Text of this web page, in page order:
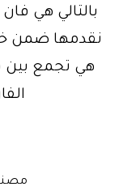
نقدمها ضمن
هي تجمع بين